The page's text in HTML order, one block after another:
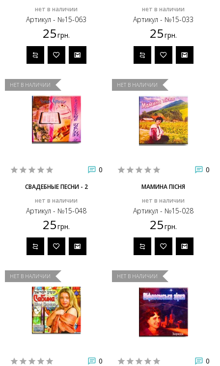
нет в наличии
Артикул - №15-063
25грн.
нет в наличии
Артикул - №15-033
25грн.
НЕТ В НАЛИЧИИ
0
СВАДЕБНЫЕ ПЕСНИ - 2
нет в наличии
Артикул - №15-048
25грн.
НЕТ В НАЛИЧИИ
0
МАМИНА ПІСНЯ
нет в наличии
Артикул - №15-028
25грн.
НЕТ В НАЛИЧИИ
0
НЕТ В НАЛИЧИИ
0